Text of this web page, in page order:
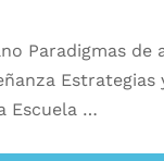
Paradigmas
Estrategias
Escuela …